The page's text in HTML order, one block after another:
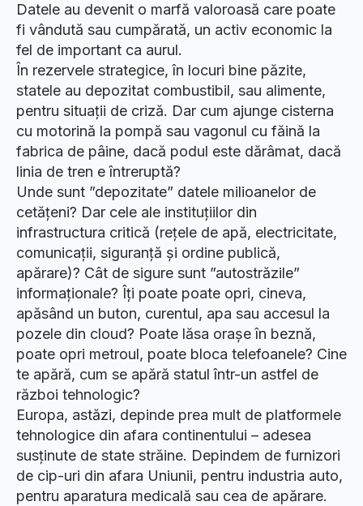
Datele au devenit o marfă valoroasă care poate
fi vândută sau cumpărată, un activ economic la
fel de important ca aurul.
În rezervele strategice, în locuri bine păzite,
statele au depozitat combustibil, sau alimente,
pentru situații de criză. Dar cum ajunge cisterna
cu motorină la pompă sau vagonul cu făină la
fabrica de pâine, dacă podul este dărâmat, dacă
linia de tren e întreruptă?
Unde sunt ”depozitate” datele milioanelor de
cetățeni? Dar cele ale instituțiilor din
infrastructura critică (rețele de apă, electricitate,
comunicații, siguranță și ordine publică,
apărare)? Cât de sigure sunt ”autostrăzile”
informaționale? Îți poate poate opri, cineva,
apăsând un buton, curentul, apa sau accesul la
pozele din cloud? Poate lăsa orașe în beznă,
poate opri metroul, poate bloca telefoanele? Cine
te apără, cum se apără statul într-un astfel de
război tehnologic?
Europa, astăzi, depinde prea mult de platformele
tehnologice din afara continentului – adesea
susținute de state străine. Depindem de furnizori
de cip-uri din afara Uniunii, pentru industria auto,
pentru aparatura medicală sau cea de apărare.